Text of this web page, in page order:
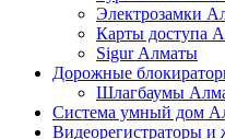
Электрозамки
Карты доступа
Sigur Алматы
Дорожные
Шлагбаумы
Система умный дом
Видеорегистраторы